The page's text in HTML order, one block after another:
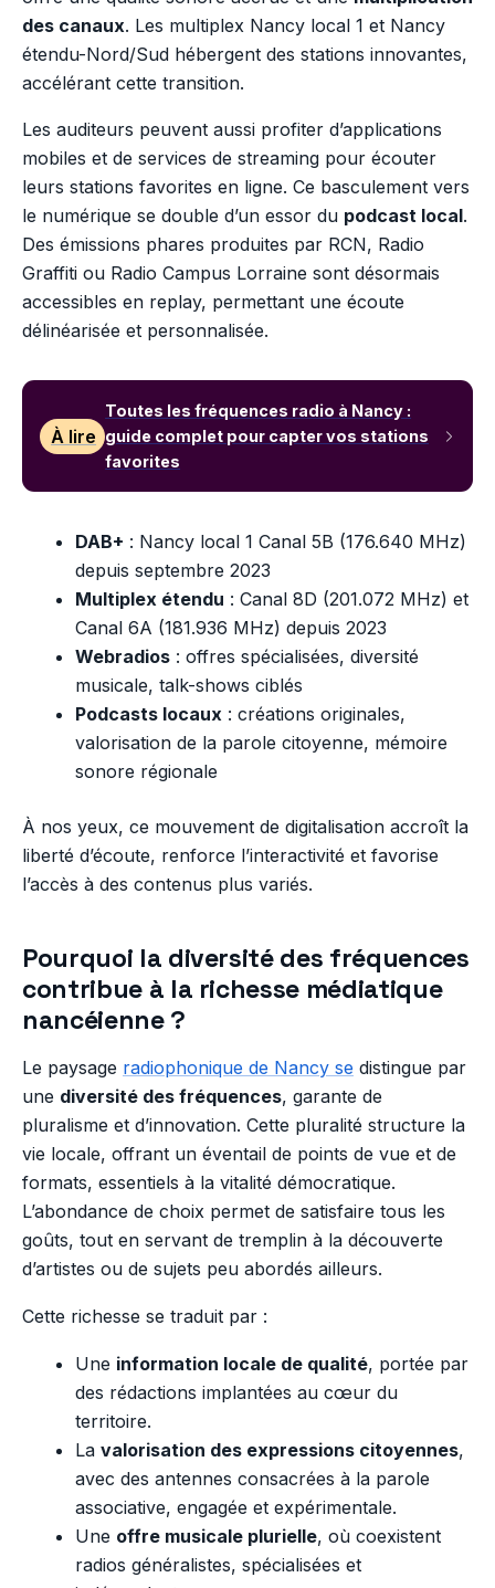
des canaux. Les multiplex Nancy local 1 et Nancy
étendu-Nord/Sud hébergent des stations innovantes,
accélérant cette transition.
Les auditeurs peuvent aussi profiter d’applications
mobiles et de services de streaming pour écouter
leurs stations favorites en ligne. Ce basculement vers
le numérique se double d’un essor du podcast local.
Des émissions phares produites par RCN, Radio
Graffiti ou Radio Campus Lorraine sont désormais
accessibles en replay, permettant une écoute
délinéarisée et personnalisée.
À lire
Toutes les fréquences radio à Nancy :
guide complet pour capter vos stations
favorites
DAB+ : Nancy local 1 Canal 5B (176.640 MHz)
depuis septembre 2023
Multiplex étendu : Canal 8D (201.072 MHz) et
Canal 6A (181.936 MHz) depuis 2023
Webradios : offres spécialisées, diversité
musicale, talk-shows ciblés
Podcasts locaux : créations originales,
valorisation de la parole citoyenne, mémoire
sonore régionale
À nos yeux, ce mouvement de digitalisation accroît la
liberté d’écoute, renforce l’interactivité et favorise
l’accès à des contenus plus variés.
Pourquoi la diversité des fréquences
contribue à la richesse médiatique
nancéienne ?
Le paysage radiophonique de Nancy se distingue par
une diversité des fréquences, garante de
pluralisme et d’innovation. Cette pluralité structure la
vie locale, offrant un éventail de points de vue et de
formats, essentiels à la vitalité démocratique.
L’abondance de choix permet de satisfaire tous les
goûts, tout en servant de tremplin à la découverte
d’artistes ou de sujets peu abordés ailleurs.
Cette richesse se traduit par :
Une information locale de qualité, portée par
des rédactions implantées au cœur du
territoire.
La valorisation des expressions citoyennes,
avec des antennes consacrées à la parole
associative, engagée et expérimentale.
Une offre musicale plurielle, où coexistent
radios généralistes, spécialisées et